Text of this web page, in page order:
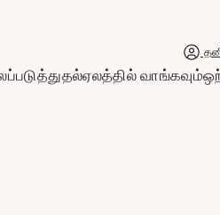
புதிய
ஏலத்தில் வாங்கவும்